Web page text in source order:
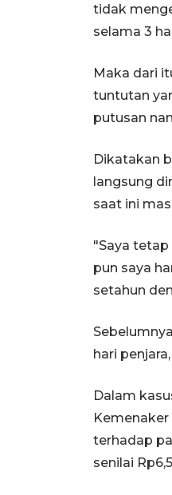
tidak
selama 3
Maka dari
tuntutan
putusan
Dikatakan
langsung
saat ini
"Saya
pun saya
setahun
hari
Dalam
terhadap
senilai